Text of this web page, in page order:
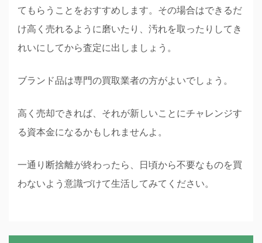
てもらうことをおすすめします。その場合はできるだ
け高く売れるように磨いたり、汚れを取ったりしてき
れいにしてから査定に出しましょう。
ブランド品は専門の買取業者の方がよいでしょう。
高く売却できれば、それが新しいことにチャレンジす
る資本金になるかもしれませんよ。
一通り断捨離が終わったら、日頃から不要なものを買
わないよう意識づけて生活してみてください。